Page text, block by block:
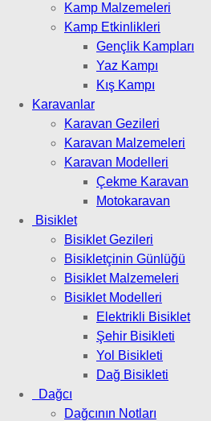
Kamp Malzemeleri
Kamp Etkinlikleri
Gençlik Kampları
Yaz Kampı
Kış Kampı
Karavanlar
Karavan Gezileri
Karavan Malzemeleri
Karavan Modelleri
Çekme Karavan
Motokaravan
Bisiklet
Bisiklet Gezileri
Bisikletçinin Günlüğü
Bisiklet Malzemeleri
Bisiklet Modelleri
Elektrikli Bisiklet
Şehir Bisikleti
Yol Bisikleti
Dağ Bisikleti
Dağcı
Dağcının Notları